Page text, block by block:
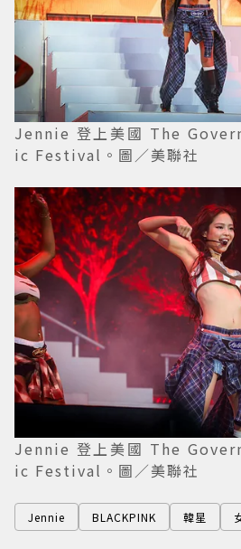
Jennie 登上美國 The
ic Festival。圖／美聯社
Jennie 登上美國 The
ic Festival。圖／美聯社
Jennie BLACKPINK 韓星